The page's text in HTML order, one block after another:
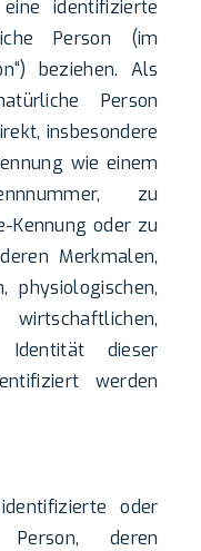
identifizierte
Person (im
beziehen. Als
Person
insbesondere
wie einem
zu
Kennung oder zu
Merkmalen,
physiologischen,
dieser
werden
oder
Person, deren